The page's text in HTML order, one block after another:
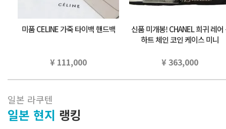
미품 CELINE 가죽 타이백 핸드백
¥ 111,000
신품 미개봉! CHANEL 희귀 레어
하트 체인 코인 케이스 미니
¥ 363,000
일본 라쿠텐
일본 현지 랭킹